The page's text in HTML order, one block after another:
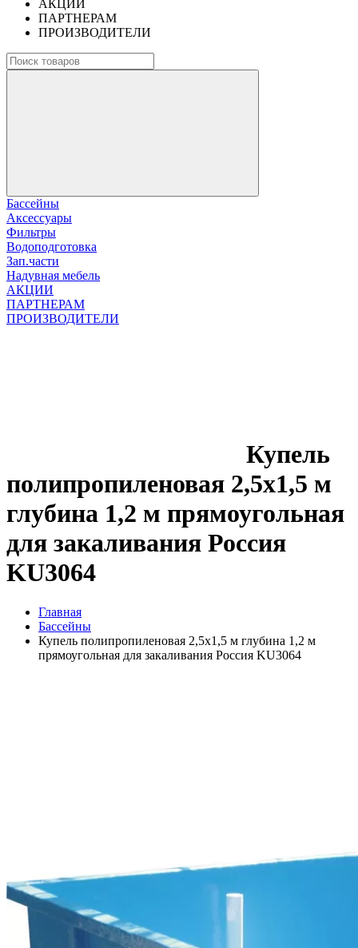
АКЦИИ
ПАРТНЕРАМ
ПРОИЗВОДИТЕЛИ
Бассейны
Аксессуары
Фильтры
Водоподготовка
Зап.части
Надувная мебель
АКЦИИ
ПАРТНЕРАМ
ПРОИЗВОДИТЕЛИ
Купель
полипропиленовая 2,5х1,5 м
глубина 1,2 м прямоугольная
для закаливания Россия
KU3064
Главная
Бассейны
Купель полипропиленовая 2,5х1,5 м глубина 1,2 м
прямоугольная для закаливания Россия KU3064